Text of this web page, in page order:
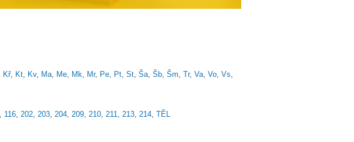
Kř, Kt Kv, Ma Me Mk Mr, Pe Pt St Ša Šb Šm Tr, Va Vo Vs
116 202 203 204 209 210 211 213 214 TĚL